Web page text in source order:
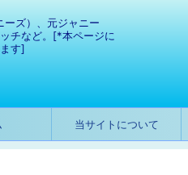
ーズ）、元ジャニー
チなど。[*本ページに
す]
当サイトについて